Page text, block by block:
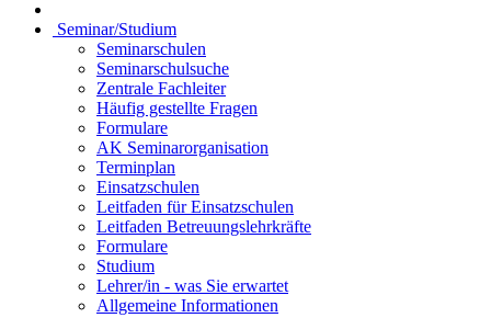
Seminar/Studium
Seminarschulen
Seminarschulsuche
Zentrale Fachleiter
Häufig gestellte Fragen
Formulare
AK Seminarorganisation
Terminplan
Einsatzschulen
Leitfaden für Einsatzschulen
Leitfaden Betreuungslehrkräfte
Formulare
Studium
Lehrer/in - was Sie erwartet
Allgemeine Informationen